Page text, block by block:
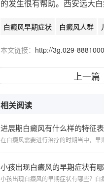
的发生很有帮助。西安远大
白癜风早期症状 白癜风人群
本文链接： http://3g.029-
上一篇
相关阅读
进展期白癜风有什么样的特征
小孩出现白癜风的早期症状有哪